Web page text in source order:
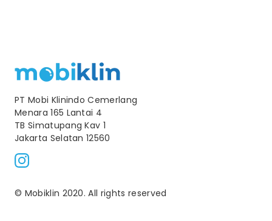
PT Mobi Klinindo Cemerlang
Menara 165 Lantai 4
TB Simatupang Kav 1
Jakarta Selatan 12560
© Mobiklin 2020. All rights reserved